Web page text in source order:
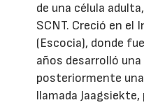
de una célula
SCNT. Creció en
(Escocia), donde
años desarrolló
posteriormente
llamada